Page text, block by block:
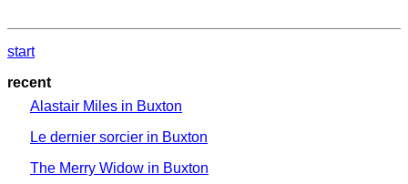
start
recent
Alastair Miles in Buxton
Le dernier sorcier in Buxton
The Merry Widow in Buxton